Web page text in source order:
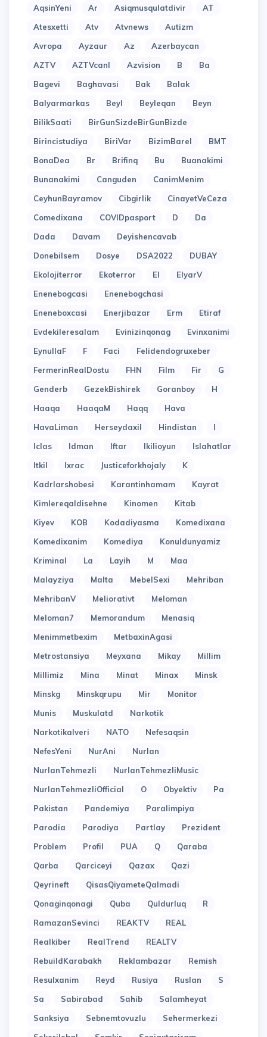
AqsinYeni
Ar Asiqmusqulatdivir
AT
Atesxetti
Atv Atvnews
Autizm
Avropa
Ayzaur Az
Azerbaycan
AZTV
AZTVcanl Azvision B
Ba
Bagevi
Baghavasi Bak
Balak
Balyarmarkas
Beyl Beyleqan
Beyn
BilikSaati
BirGunSizdeBirGunBizde
Birincistudiya
BiriVar BizimBarel
BMT
BonaDea
Br Brifinq Bu
Buanakimi
Bunanakimi
Canguden
CanimMenim
CeyhunBayramov
Cibgirlik
CinayetVeCeza
Comedixana
COVIDpasport D
Da
Dada
Davam
Deyishencavab
Donebilsem
Dosye DSA2022
DUBAY
Ekolojiterror
Ekoterror El
ElyarV
Enenebogcasi
Enenebogchasi
Eneneboxcasi
Enerjibazar Erm
Etiraf
Evdekileresalam
Evinizinqonag
Evinxanimi
EynullaF
F Faci
Felidendogruxeber
FermerinRealDostu
FHN Film Fir
G
Genderb
GezekBishirek Goranboy
H
Haaqa
HaaqaM Haqq
Hava
HavaLiman
Herseydaxil Hindistan
I
Iclas
Idman Iftar Ikilioyun
Islahatlar
Itkil
Ixrac Justiceforkhojaly
K
Kadrlarshobesi
Karantinhamam
Kayrat
Kimlereqaldisehne
Kinomen
Kitab
Kiyev
KOB Kodadiyasma
Komedixana
Komedixanim
Komediya
Konuldunyamiz
Kriminal
La Layih M
Maa
Malayziya
Malta MebelSexi
Mehriban
MehribanV
Meliorativt
Meloman
Meloman7
Memorandum
Menasiq
Menimmetbexim
MetbaxinAgasi
Metrostansiya
Meyxana Mikay
Millim
Millimiz
Mina Minat Minax
Minsk
Minskg
Minskqrupu Mir
Monitor
Munis
Muskulatd
Narkotik
Narkotikalveri
NATO
Nefesaqsin
NefesYeni
NurAni
Nurlan
NurlanTehmezli
NurlanTehmezliMusic
NurlanTehmezliOfficial
O Obyektiv
Pa
Pakistan
Pandemiya
Paralimpiya
Parodia
Parodiya Partlay
Prezident
Problem
Profil PUA Q
Qaraba
Qarba
Qarciceyi Qazax
Qazi
Qeyrineft
QisasQiyameteQalmadi
Qonaginqonagi
Quba Quldurluq
R
RamazanSevinci
REAKTV
REAL
Realkiber
RealTrend
REALTV
RebuildKarabakh
Reklambazar
Remish
Resulxanim
Reyd Rusiya Ruslan
S
Sa
Sabirabad Sahib
Salamheyat
Sanksiya
Sebnemtovuzlu
Sehermerkezi